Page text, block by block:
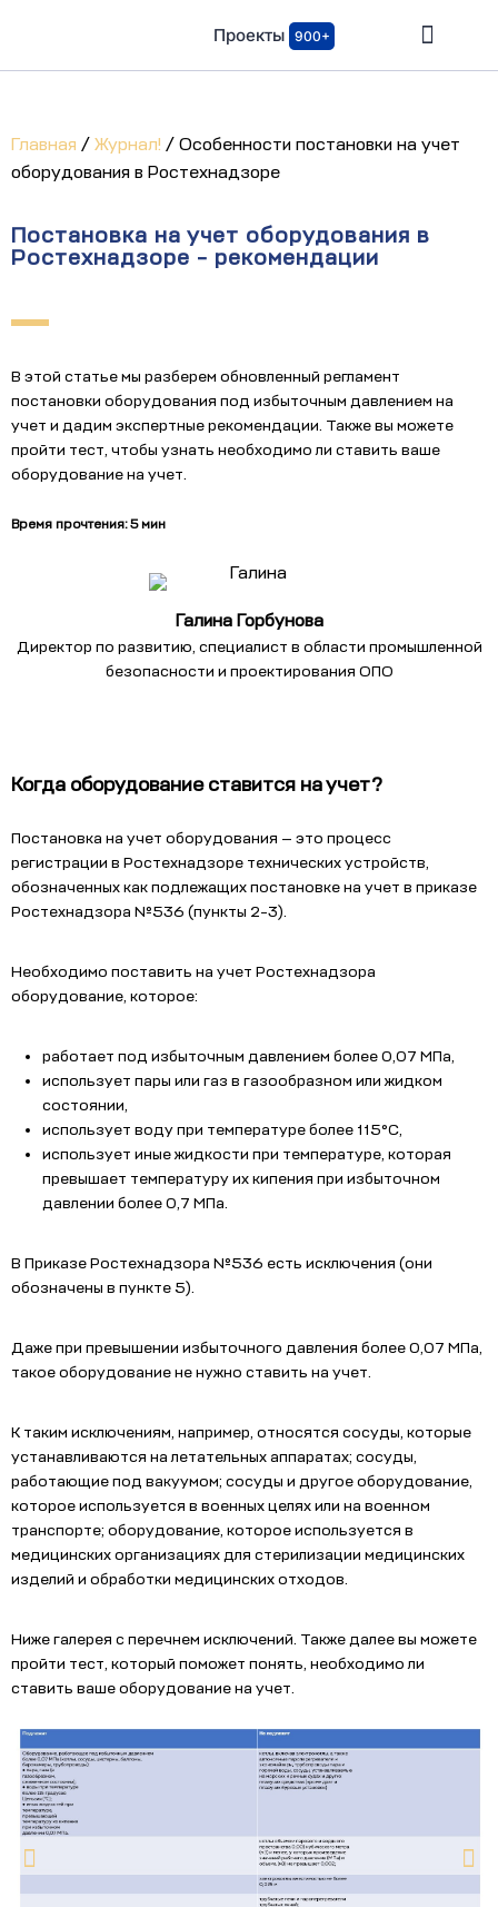
Проекты 900+
Главная / Журнал! / Особенности постановки на учет
оборудования в Ростехнадзоре
Постановка на учет оборудования в
Ростехнадзоре - рекомендации
В этой статье мы разберем обновленный регламент
постановки оборудования под избыточным давлением на
учет и дадим экспертные рекомендации. Также вы можете
пройти тест, чтобы узнать необходимо ли ставить ваше
оборудование на учет.
Время прочтения: 5 мин
Галина Горбунова
Директор по развитию, специалист в области промышленной
безопасности и проектирования ОПО
Когда оборудование ставится на учет?
Постановка на учет оборудования — это процесс
регистрации в Ростехнадзоре технических устройств,
обозначенныхкак подлежащих постановке на учет в приказе
Ростехнадзора №536 (пункты 2-3).
Необходимо поставить на учет Ростехнадзора
оборудование, которое:
работает под избыточным давлением более 0,07 МПа,
использует пары или газ в газообразном или жидком
состоянии,
использует воду при температуре более 115°С,
использует иные жидкости при температуре, которая
превышает температуру их кипения при избыточном
давлении более 0,7 МПа.
В Приказе Ростехнадзора №536 есть исключения (они
обозначены в пункте 5).
Даже при превышении избыточного давления более 0,07 МПа,
такое оборудование не нужно ставить на учет.
К таким исключениям, например, относятся сосуды, которые
устанавливаются на летательных аппаратах; сосуды,
работающие под вакуумом; сосуды и другое оборудование,
которое используется в военных целях или на военном
транспорте; оборудование, которое используется в
медицинских организациях для стерилизации медицинских
изделий и обработки медицинских отходов.
Ниже галерея с перечнем исключений. Также далее вы можете
пройти тест, который поможет понять, необходимо ли
ставить ваше оборудование на учет.